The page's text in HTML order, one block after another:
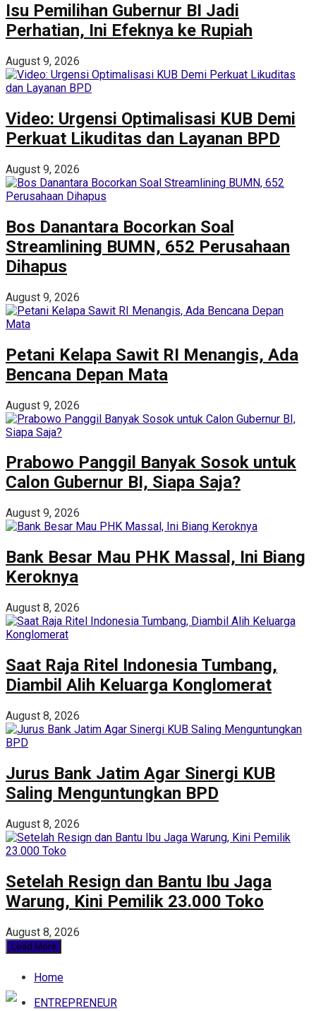
Isu Pemilihan Gubernur BI Jadi
Perhatian, Ini Efeknya ke Rupiah
August 9, 2026
Video: Urgensi Optimalisasi KUB Demi
Perkuat Likuditas dan Layanan BPD
August 9, 2026
Bos Danantara Bocorkan Soal
Streamlining BUMN, 652 Perusahaan
Dihapus
August 9, 2026
Petani Kelapa Sawit RI Menangis, Ada
Bencana Depan Mata
August 9, 2026
Prabowo Panggil Banyak Sosok untuk
Calon Gubernur BI, Siapa Saja?
August 9, 2026
Bank Besar Mau PHK Massal, Ini Biang
Keroknya
August 8, 2026
Saat Raja Ritel Indonesia Tumbang,
Diambil Alih Keluarga Konglomerat
August 8, 2026
Jurus Bank Jatim Agar Sinergi KUB
Saling Menguntungkan BPD
August 8, 2026
Setelah Resign dan Bantu Ibu Jaga
Warung, Kini Pemilik 23.000 Toko
August 8, 2026
Load More
Home
ENTREPRENEUR